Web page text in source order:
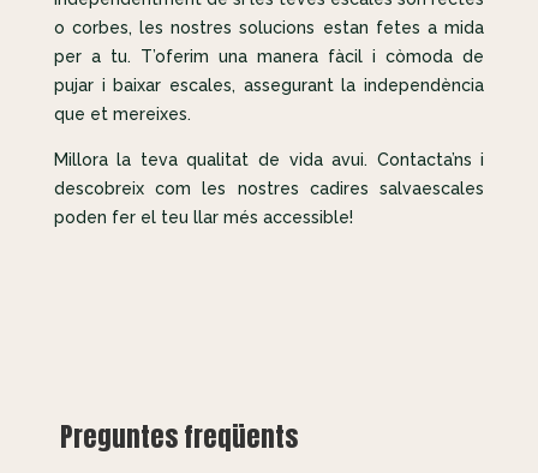
o corbes, les nostres solucions estan fetes a mida
per a tu. T’oferim una manera fàcil i còmoda de
pujar i baixar escales, assegurant la independència
que et mereixes.
Millora la teva qualitat de vida avui. Contacta’ns i
descobreix com les nostres cadires salvaescales
poden fer el teu llar més accessible!
Preguntes freqüents